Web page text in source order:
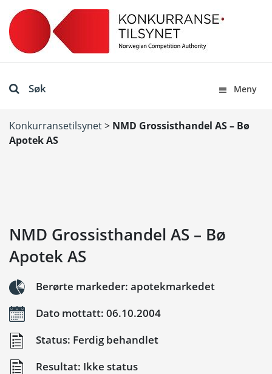
Søk Meny
Konkurransetilsynet> NMD Grossisthandel AS – Bø
Apotek AS
NMD Grossisthandel AS – Bø
Apotek AS
Berørte markeder: apotekmarkedet
Dato mottatt: 06.10.2004
Status: Ferdig behandlet
Resultat: Ikke status